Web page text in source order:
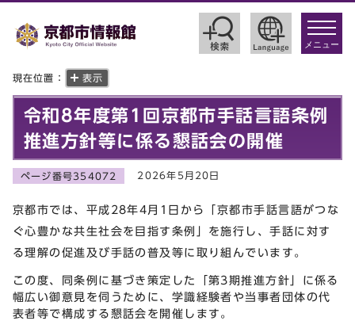
toggle
メニュー
現在位置： 表示
令和8年度第1回京都市手話言語条例
推進方針等に係る懇話会の開催
ページ番号354072 2026年5月20日
京都市では、平成28年4月1日から「京都市手話言語がつな
ぐ心豊かな共生社会を目指す条例」を施行し、手話に対す
る理解の促進及び手話の普及等に取り組んでいます。
この度、同条例に基づき策定した「第3期推進方針」に係る
幅広い御意見を伺うために、学識経験者や当事者団体の代
表者等で構成する懇話会を開催します。